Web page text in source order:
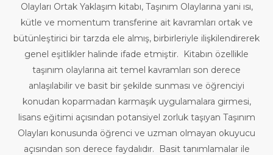
Olayları Ortak Yaklaşım kitabı, Taşınım Olaylarına yani ısı,
kütle ve momentum transferine ait kavramları ortak ve
bütünleştirici bir tarzda ele almış, birbirleriyle ilişkilendirerek
genel eşitlikler halinde ifade etmiştir. Kitabın özellikle
taşınım olaylarına ait temel kavramları son derece
anlaşılabilir ve basit bir şekilde sunması ve öğrenciyi
konudan koparmadan karmaşık uygulamalara girmesi,
lisans eğitimi açısından potansiyel zorluk taşıyan Taşınım
Olayları konusunda öğrenci ve uzman olmayan okuyucu
açısından son derece faydalıdır. Basit tanımlamalar ile